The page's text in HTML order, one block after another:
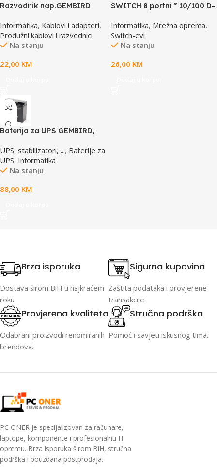
Razvodnik nap.GEMBIRD
prekidač, 1,8M, osigurač,
prenaponska zaštita
Informatika, Kablovi i adapteri,
Produžni kablovi i razvodnici
Na stanju
22,00 KM
SWITCH 8 portni ” 10/100 D-
Informatika, Mrežna oprema,
Switch-evi
Na stanju
26,00 KM
Baterija za UPS GEMBIRD,
UPS, stabilizatori, ..., Baterije za
UPS, Informatika
Na stanju
88,00 KM
Brza isporuka
Dostava širom BiH u najkraćem
roku.
Sigurna kupovina
Zaštita podataka i provjerene
transakcije.
Provjerena kvaliteta
Odabrani proizvodi renomiranih
brendova.
Stručna podrška
Pomoć i savjeti iskusnog tima.
PC ONER je specijalizovan za računare,
laptope, komponente i profesionalnu IT
opremu. Brza isporuka širom BiH, stručna
podrška i pouzdana postprodaja.